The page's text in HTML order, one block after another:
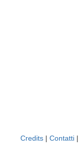
Credits | Contatti |